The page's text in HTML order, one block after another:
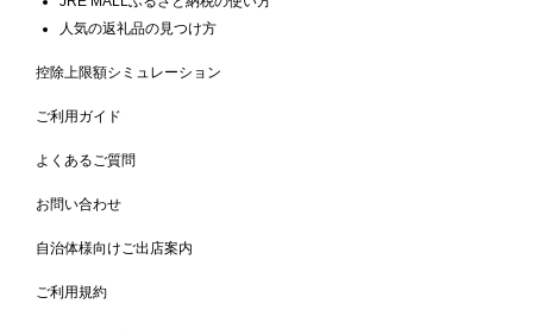
人気の返礼品の見つけ方
控除上限額シミュレーション
ご利用ガイド
よくあるご質問
お問い合わせ
自治体様向けご出店案内
ご利用規約